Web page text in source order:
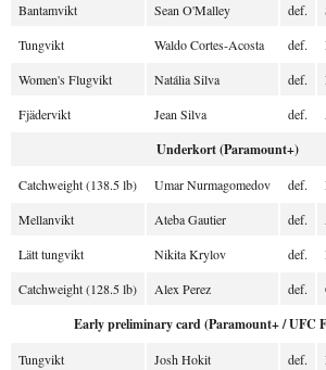
Bantamvikt
Sean O'Malley def.
Tungvikt
Waldo Cortes-Acosta def.
Women's Flugvikt
Natália Silva def.
Fjädervikt
Jean Silva def.
Underkort (Paramount+)
Catchweight (138.5 lb) Umar Nurmagomedov def.
Mellanvikt
Ateba Gautier def.
Lätt tungvikt
Nikita Krylov def.
Catchweight (128.5 lb)
Alex Perez def.
Early preliminary card (Paramount+ / UFC
Tungvikt Josh Hokit def.